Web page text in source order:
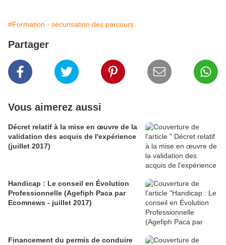
#Formation - sécurisation des parcours.
Partager
Vous aimerez aussi
Décret relatif à la mise en œuvre de la
validation des acquis de l'expérience
(juillet 2017)
Handicap : Le conseil en Évolution
Professionnelle (Agefiph Paca par
Ecomnews - juillet 2017)
Financement du permis de conduire